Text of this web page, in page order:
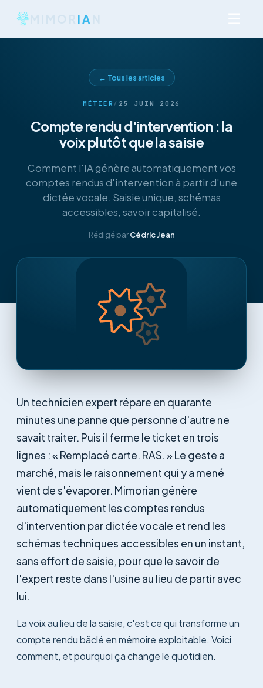
IA
← Tous les articles
MÉTIER / 25 JUIN 2026
Compte rendu d'intervention : la
voix plutôt que la saisie
Comment l'IA génère automatiquement vos
comptes rendus d'intervention à partir d'une
dictée vocale. Saisie unique, schémas
accessibles, savoir capitalisé.
Rédigé parCédric Jean
Un technicien expert répare en quarante
minutes une panne que personne d'autre ne
savait traiter. Puis il ferme le ticket en trois
lignes : « Remplacé carte. RAS. » Le geste a
marché, mais le raisonnement qui y a mené
vient de s'évaporer. Mimorian génère
automatiquement les comptes rendus
d'intervention par dictée vocale et rend les
schémas techniques accessibles en un instant,
sans effort de saisie, pour que le savoir de
l'expert reste dans l'usine au lieu de partir avec
lui.
La voix au lieu de la saisie, c'est ce qui transforme un
compte rendu bâclé en mémoire exploitable. Voici
comment, et pourquoi ça change le quotidien.